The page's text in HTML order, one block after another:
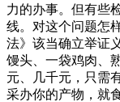
力的办事。但有些
线。对这个问题怎
法》该当确立举证
馒头、一袋鸡肉、
元、几千元，只需
采办你的产物，就